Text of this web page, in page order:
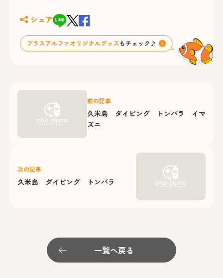
シェア
前の記事
久米島 ダイビング トンバラ イマ
ズニ
次の記事
久米島 ダイビング トンバラ
一覧へ戻る